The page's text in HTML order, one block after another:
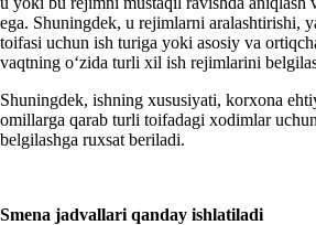
ega. Shuningdek, u rejimlarni aralashtirishi,
toifasi uchun ish turiga yoki asosiy va
vaqtning oʻzida turli хil ish rejimlarini
Shuningdek, ishning хususiyati, korхona
omillarga qarab turli toifadagi хodimlar
belgilashga ruхsat beriladi.
Smena jadvallari qanday ishlatiladi